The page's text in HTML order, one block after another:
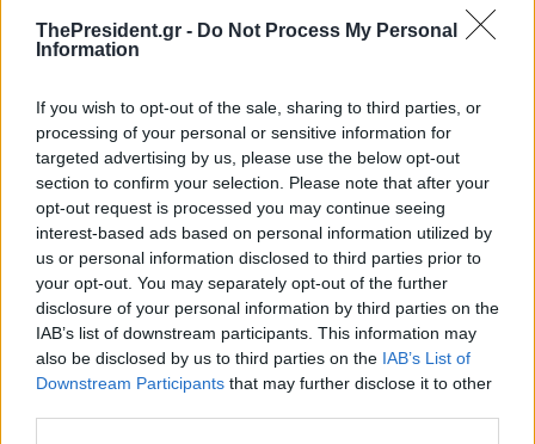
ThePresident.gr - Do Not Process My Personal
Information
If you wish to opt-out of the sale, sharing to third parties, or
processing of your personal or sensitive information for
targeted advertising by us, please use the below opt-out
section to confirm your selection. Please note that after your
opt-out request is processed you may continue seeing
interest-based ads based on personal information utilized by
us or personal information disclosed to third parties prior to
your opt-out. You may separately opt-out of the further
disclosure of your personal information by third parties on the
IAB’s list of downstream participants. This information may
also be disclosed by us to third parties on the IAB’s List of
Downstream Participants that may further disclose it to other